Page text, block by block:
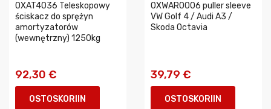
0XAT4036 Teleskopowy
ściskacz do sprężyn
amortyzatorów
(wewnętrzny) 1250kg
92,30 €
OSTOSKORIIN
0XWAR0006 puller sleeve
VW Golf 4 / Audi A3 /
Skoda Octavia
39,79 €
OSTOSKORIIN